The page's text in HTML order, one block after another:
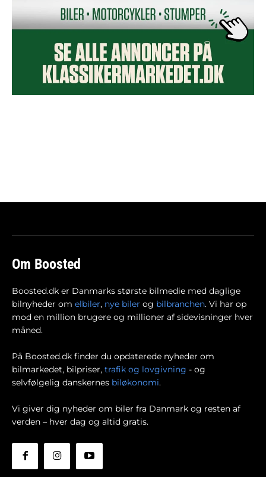
Om Boosted
Boosted.dk er Danmarks største bilmedie med daglige
bilnyheder om elbiler, nye biler og bilbranchen. Vi har op
mod en million brugere og millioner af sidevisninger hver
måned.
På Boosted.dk finder du opdaterede nyheder om
bilmarkedet, bilpriser, trafik og lovgivning - og
selvfølgelig danskernes biløkonomi.
Vi giver dig nyheder om biler fra Danmark og resten af
verden – hver dag og altid gratis.